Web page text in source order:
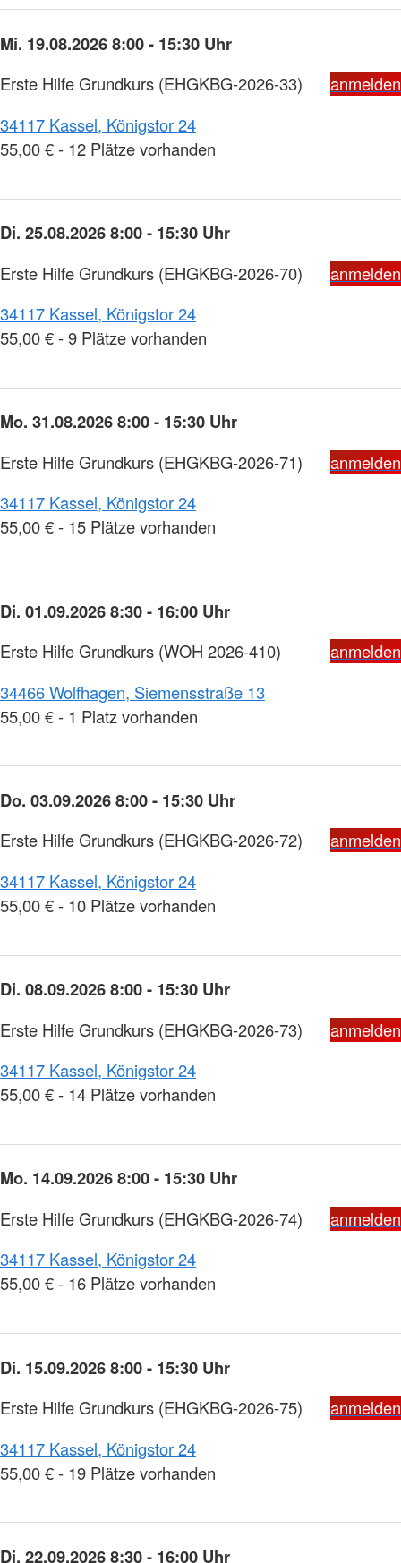
Mi. 19.08.2026 8:00 - 15:30 Uhr
Erste Hilfe Grundkurs (EHGKBG-2026-33)
anmelden
34117 Kassel, Königstor 24
55,00 € - 12 Plätze vorhanden
Di. 25.08.2026 8:00 - 15:30 Uhr
Erste Hilfe Grundkurs (EHGKBG-2026-70)
anmelden
34117 Kassel, Königstor 24
55,00 € - 9 Plätze vorhanden
Mo. 31.08.2026 8:00 - 15:30 Uhr
Erste Hilfe Grundkurs (EHGKBG-2026-71)
anmelden
34117 Kassel, Königstor 24
55,00 € - 15 Plätze vorhanden
Di. 01.09.2026 8:30 - 16:00 Uhr
Erste Hilfe Grundkurs (WOH 2026-410)
anmelden
34466 Wolfhagen, Siemensstraße 13
55,00 € - 1 Platz vorhanden
Do. 03.09.2026 8:00 - 15:30 Uhr
Erste Hilfe Grundkurs (EHGKBG-2026-72)
anmelden
34117 Kassel, Königstor 24
55,00 € - 10 Plätze vorhanden
Di. 08.09.2026 8:00 - 15:30 Uhr
Erste Hilfe Grundkurs (EHGKBG-2026-73)
anmelden
34117 Kassel, Königstor 24
55,00 € - 14 Plätze vorhanden
Mo. 14.09.2026 8:00 - 15:30 Uhr
Erste Hilfe Grundkurs (EHGKBG-2026-74)
anmelden
34117 Kassel, Königstor 24
55,00 € - 16 Plätze vorhanden
Di. 15.09.2026 8:00 - 15:30 Uhr
Erste Hilfe Grundkurs (EHGKBG-2026-75)
anmelden
34117 Kassel, Königstor 24
55,00 € - 19 Plätze vorhanden
Di. 22.09.2026 8:30 - 16:00 Uhr